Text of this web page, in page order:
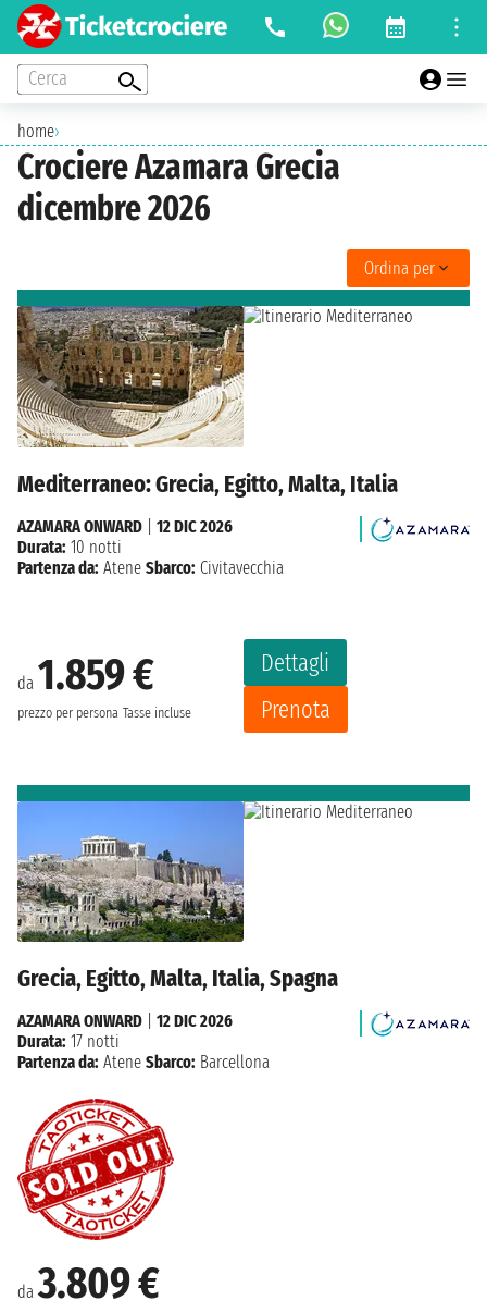
Cerca
home›
Crociere Azamara Grecia
dicembre 2026
Ordina per
Mediterraneo: Grecia, Egitto, Malta, Italia
da 1.859 €
prezzo per persona Tasse incluse
Dettagli
Prenota
AZAMARA ONWARD
12 DIC 2026
Durata: 10 notti
Partenza da: Atene Sbarco: Civitavecchia
Grecia, Egitto, Malta, Italia, Spagna
da3.809 €
AZAMARA ONWARD
12 DIC 2026
Durata: 17 notti
Partenza da: Atene Sbarco: Barcellona